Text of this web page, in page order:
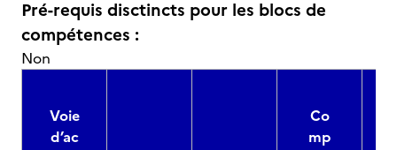
Pré-requis disctincts pour les blocs de
compétences :
Non
Voie
d’ac
Co
mp